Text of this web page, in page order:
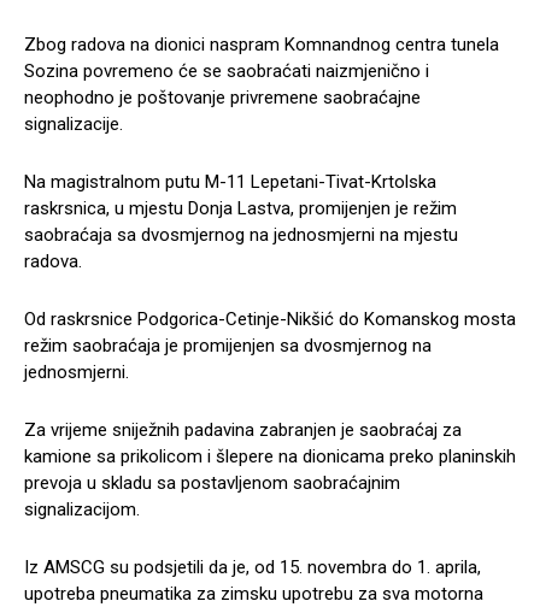
Zbog radova na dionici naspram Komnandnog centra tunela
Sozina povremeno će se saobraćati naizmjenično i
neophodno je poštovanje privremene saobraćajne
signalizacije.
Na magistralnom putu M-11 Lepetani-Tivat-Krtolska
raskrsnica, u mjestu Donja Lastva, promijenjen je režim
saobraćaja sa dvosmjernog na jednosmjerni na mjestu
radova.
Od raskrsnice Podgorica-Cetinje-Nikšić do Komanskog mosta
režim saobraćaja je promijenjen sa dvosmjernog na
jednosmjerni.
Za vrijeme sniježnih padavina zabranjen je saobraćaj za
kamione sa prikolicom i šlepere na dionicama preko planinskih
prevoja u skladu sa postavljenom saobraćajnim
signalizacijom.
Iz AMSCG su podsjetili da je, od 15. novembra do 1. aprila,
upotreba pneumatika za zimsku upotrebu za sva motorna